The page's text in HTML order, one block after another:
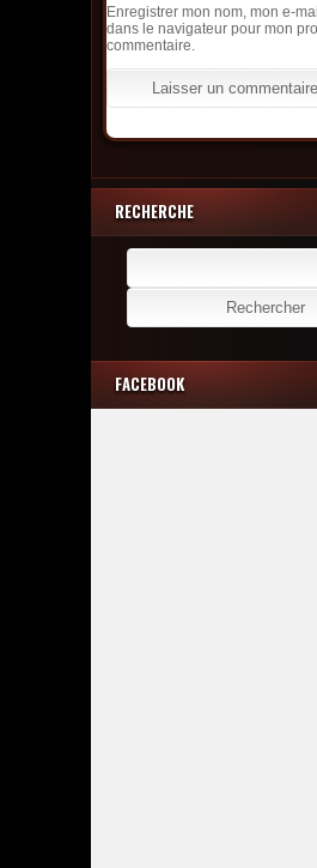
Enregistrer mon nom, mon e-
dans le navigateur pour mon
commentaire.
RECHERCHE
Rechercher :
FACEBOOK